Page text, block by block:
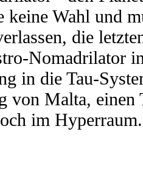
Wahl und
die
Nomadrilator
in die Tau-
von Malta, einen
im Hyperraum.